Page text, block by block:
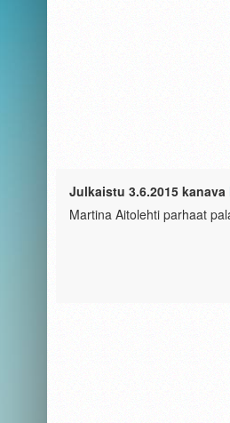
Julkaistu 3.6.2015 kanava
Martina Aitolehti parhaat